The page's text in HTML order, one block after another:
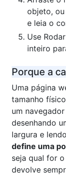
objeto,
e leia o
Use
inteiro
Porque a
Uma página
tamanho
um
desenhando
largura e
define uma
seja qual for
devolve